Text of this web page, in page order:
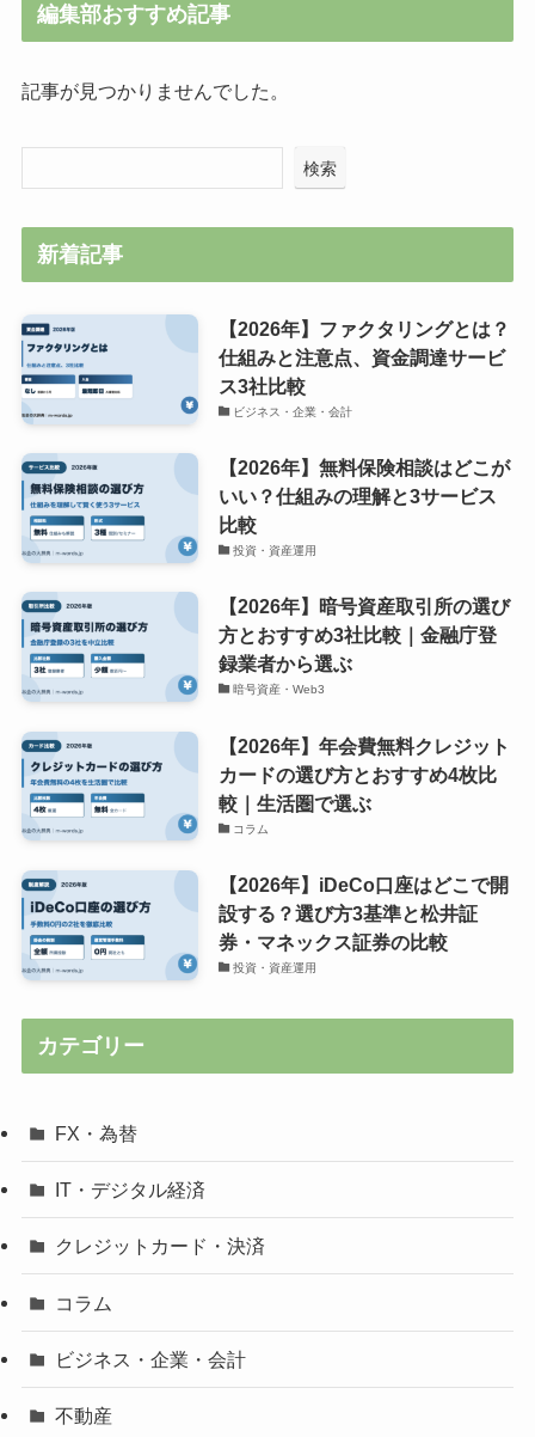
編集部おすすめ記事
記事が見つかりませんでした。
検索
新着記事
【2026年】ファクタリングとは？
仕組みと注意点、資金調達サービ
ス3社比較
ビジネス・企業・会計
【2026年】無料保険相談はどこが
いい？仕組みの理解と3サービス
比較
投資・資産運用
【2026年】暗号資産取引所の選び
方とおすすめ3社比較｜金融庁登
録業者から選ぶ
暗号資産・Web3
【2026年】年会費無料クレジット
カードの選び方とおすすめ4枚比
較｜生活圏で選ぶ
コラム
【2026年】iDeCo口座はどこで開
設する？選び方3基準と松井証
券・マネックス証券の比較
投資・資産運用
カテゴリー
FX・為替
IT・デジタル経済
クレジットカード・決済
コラム
ビジネス・企業・会計
不動産